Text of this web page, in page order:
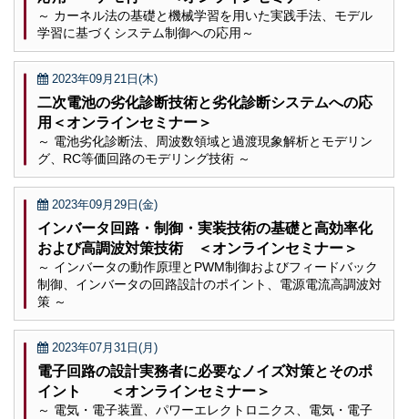
～ カーネル法の基礎と機械学習を用いた実践手法、モデル
学習に基づくシステム制御への応用～
2023年09月21日(木)
二次電池の劣化診断技術と劣化診断システムへの応
用＜オンラインセミナー＞
～ 電池劣化診断法、周波数領域と過渡現象解析とモデリン
グ、RC等価回路のモデリング技術 ～
2023年09月29日(金)
インバータ回路・制御・実装技術の基礎と高効率化
および高調波対策技術 ＜オンラインセミナー＞
～ インバータの動作原理とPWM制御およびフィードバック
制御、インバータの回路設計のポイント、電源電流高調波対
策 ～
2023年07月31日(月)
電子回路の設計実務者に必要なノイズ対策とそのポ
イント ＜オンラインセミナー＞
～ 電気・電子装置、パワーエレクトロニクス、電気・電子